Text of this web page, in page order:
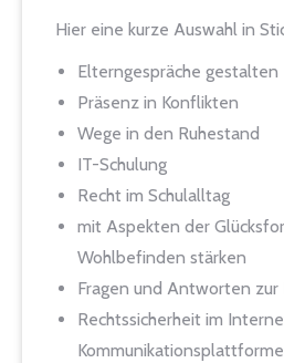
Hier eine kurze Auswahl in
Elterngespräche gestalten
Präsenz in Konflikten
Wege in den Ruhestand
IT-Schulung
Recht im Schulalltag
mit Aspekten der
Wohlbefinden stärken
Fragen und Antworten zur
Rechtssicherheit im